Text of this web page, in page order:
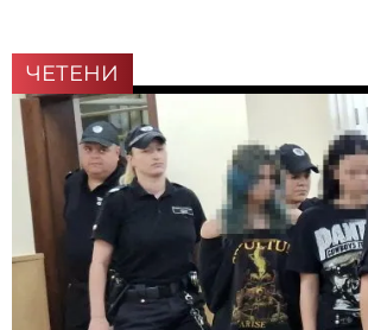
ЧЕТЕНИ